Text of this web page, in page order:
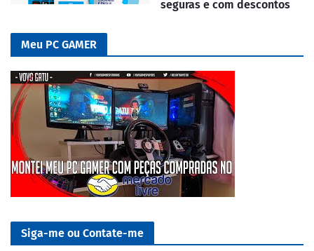
seguras e com descontos
Meu PC GAMER
Siga-me ou Contate-me